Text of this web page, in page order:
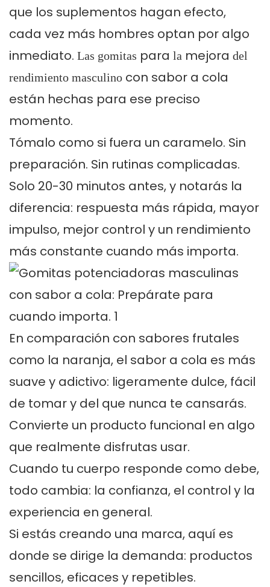
que los suplementos hagan efecto,
cada vez más hombres optan por algo
inmediato. Las gomitas para la mejora del
rendimiento masculino con sabor a cola
están hechas para ese preciso
momento.
Tómalo como si fuera un caramelo. Sin
preparación. Sin rutinas complicadas.
Solo 20-30 minutos antes, y notarás la
diferencia: respuesta más rápida, mayor
impulso, mejor control y un rendimiento
más constante cuando más importa.
En comparación con sabores frutales
como la naranja, el sabor a cola es más
suave y adictivo: ligeramente dulce, fácil
de tomar y del que nunca te cansarás.
Convierte un producto funcional en algo
que realmente disfrutas usar.
Cuando tu cuerpo responde como debe,
todo cambia: la confianza, el control y la
experiencia en general.
Si estás creando una marca, aquí es
donde se dirige la demanda: productos
sencillos, eficaces y repetibles.